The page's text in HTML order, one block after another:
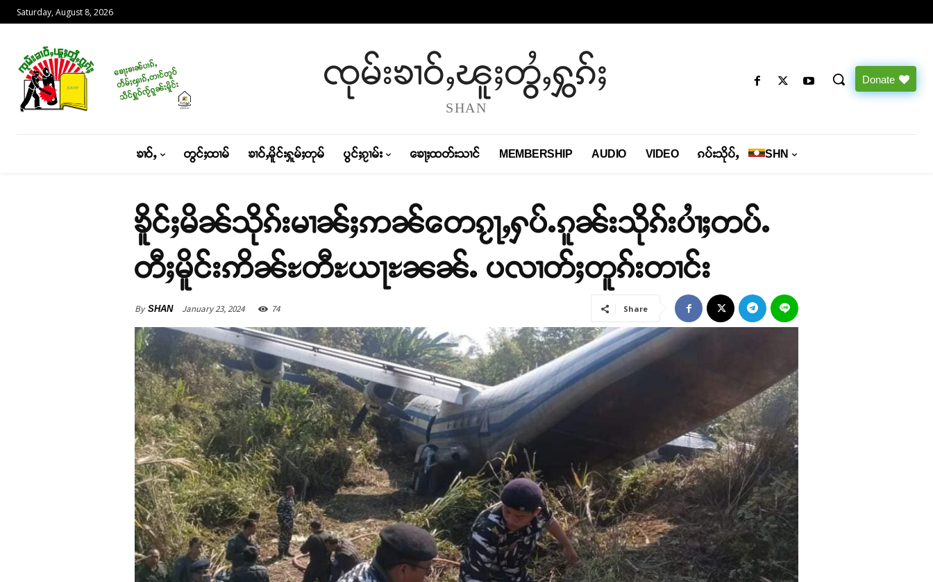
Saturday, August 8, 2026
ၸုမ်းၶၢဝ်ႇၽူႈတွႆႇႁွၵ်ႈ
SHAN
Donate
ၶၢဝ်ႇ တွင်ႈထၢမ် ၶၢဝ်ႇမိူင်းႁူမ်ႈတုမ် ပွင်ႈၵႂၢမ်း ၶေႃႈထတ်းသၢင် MEMBERSHIP AUDIO VIDEO ၵပ်းသိုပ်ႇ SHN
ၶိူင်ႈမိၼ်သိုၵ်းမၢၼ်ႈဢၼ်တေၵႂႃႇႁပ်ႉၵူၼ်းသိုၵ်းပၢႆႈတပ်ႉ
တီႈမိူင်းဢိၼ်ႊတီႊယႃႊၼၼ်ႉ ပလၢတ်ႈတူၵ်းတၢင်း
By SHAN January 23, 2024 74 Share